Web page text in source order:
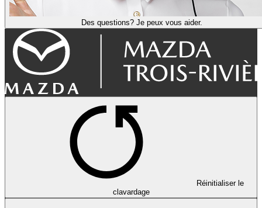
Des questions? Je peux vous aider.
Réinitialiser le
clavardage